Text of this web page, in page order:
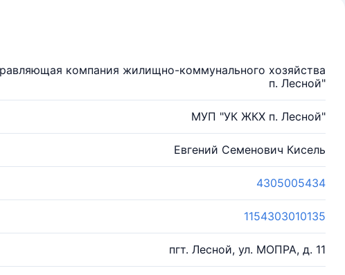
компания жилищно-коммунального хозяйства
п. Лесной"
МУП "УК ЖКХ п. Лесной"
Евгений Семенович Кисель
4305005434
1154303010135
пгт. Лесной, ул. МОПРА, д. 11